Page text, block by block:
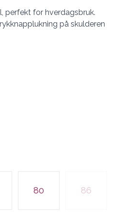
perfekt for hverdagsbruk.
på skulderen
80 86